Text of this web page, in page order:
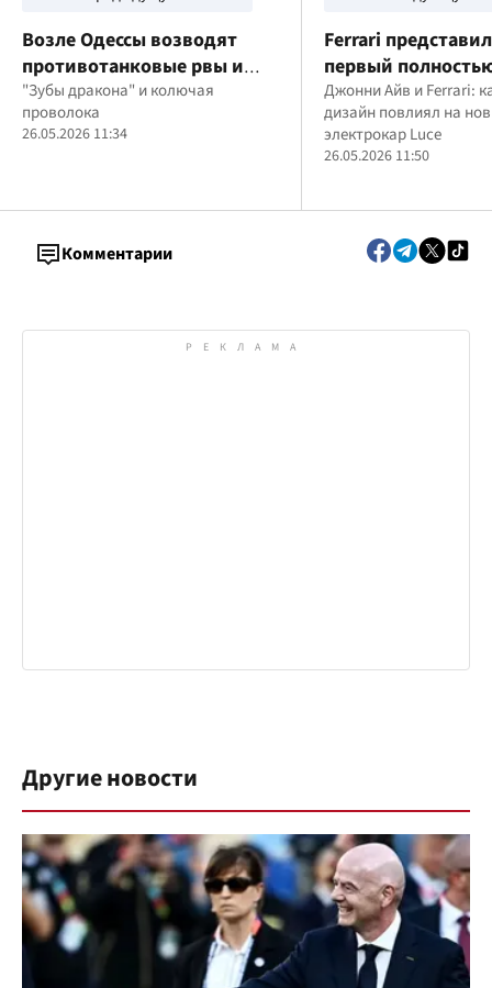
Возле Одессы возводят
противотанковые рвы и
блиндажи
"Зубы дракона" и колючая
проволока
26.05.2026 11:34
Ferrari
первый
электрический
бренда
Джонни Айв и Ferrari:
дизайн повлиял на
электрокар Luce
26.05.2026 11:50
Комментарии
Другие новости